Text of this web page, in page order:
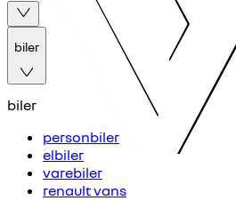
biler
biler
personbiler
elbiler
varebiler
renault vans